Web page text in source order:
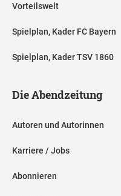
Vorteilswelt
Spielplan, Kader FC Bayern
Spielplan, Kader TSV 1860
Die Abendzeitung
Autoren und Autorinnen
Karriere / Jobs
Abonnieren